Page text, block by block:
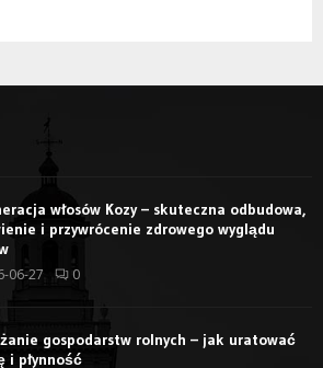
włosów Kozy – skuteczna odbudowa,
i przywrócenie zdrowego wyglądu
06-27 0
gospodarstw rolnych – jak uratować
i płynność